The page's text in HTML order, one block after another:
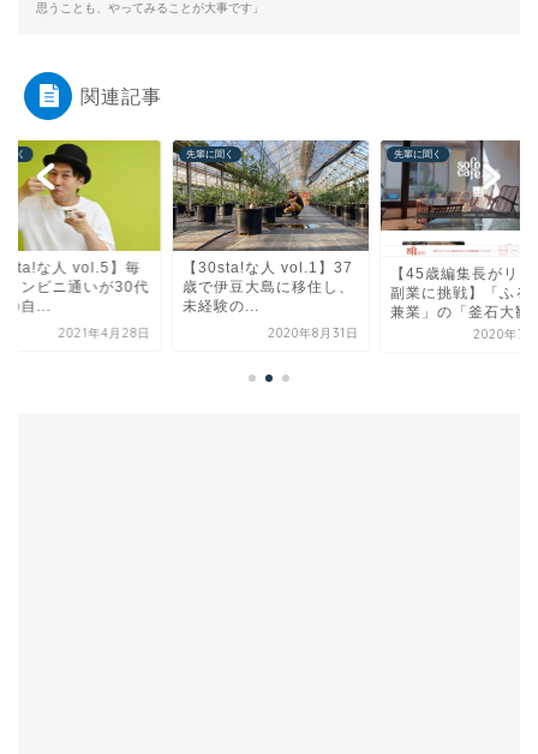
思うことも、やってみることが大事です」
関連記事
聞く
な人 vol.1】37
伊豆大島に移住し、
の...
2020年8月31日
先輩に聞く
【45歳編集長がリモート
副業に挑戦】「ふるさと
兼業」の「釜石大観音...
2020年7月27日
先輩に聞く
【30sta!な人 vol.5
日のコンビニ通いが
以降の自...
2021年4